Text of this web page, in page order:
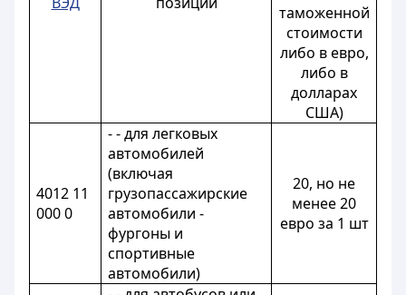
таможенной
стоимости
либо в евро,
либо в
долларах
США)
4012 11
000 0
- - для легковых
автомобилей
(включая
грузопассажирские
автомобили ‑
фургоны и
спортивные
автомобили)
20, но не
менее 20
евро за 1 шт